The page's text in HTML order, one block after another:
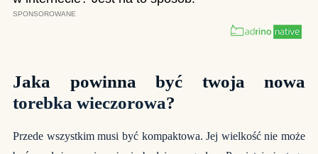
Jaka powinna być twoja nowa
torebka wieczorowa?
Przede wszystkim musi być kompaktowa. Jej wielkość nie może